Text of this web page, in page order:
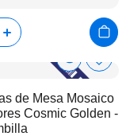
Show
Product
Info la
lista
de Mesa Mosaico
Cosmic Golden -